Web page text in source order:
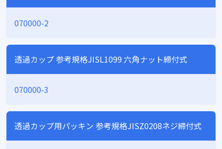
070000-2
透過カップ 参考規格JISL1099 六角ナット締付式
070000-3
透過カップ用パッキン 参考規格JISZ0208ネジ締付式